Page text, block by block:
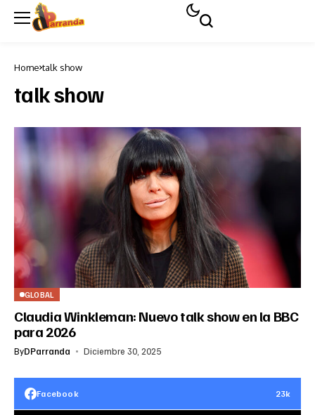
Home talk show
talk show
GLOBAL
Claudia Winkleman: Nuevo talk show en la BBC
para 2026
ByDParranda Diciembre 30, 2025
Facebook 23k